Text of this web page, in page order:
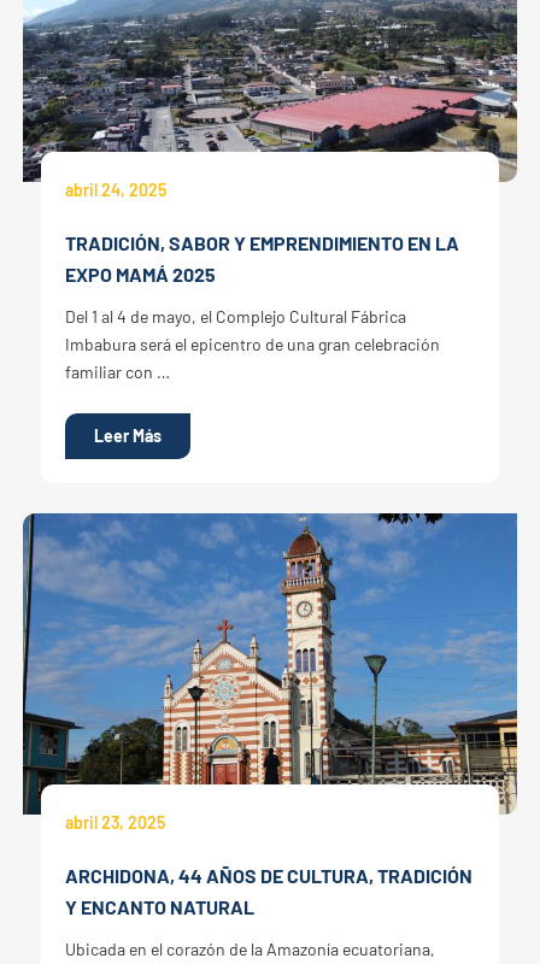
abril 24, 2025
TRADICIÓN, SABOR Y EMPRENDIMIENTO EN LA
EXPO MAMÁ 2025
Del 1 al 4 de mayo, el Complejo Cultural Fábrica
Imbabura será el epicentro de una gran celebración
familiar con …
Leer Más
abril 23, 2025
ARCHIDONA, 44 AÑOS DE CULTURA, TRADICIÓN
Y ENCANTO NATURAL
Ubicada en el corazón de la Amazonía ecuatoriana,